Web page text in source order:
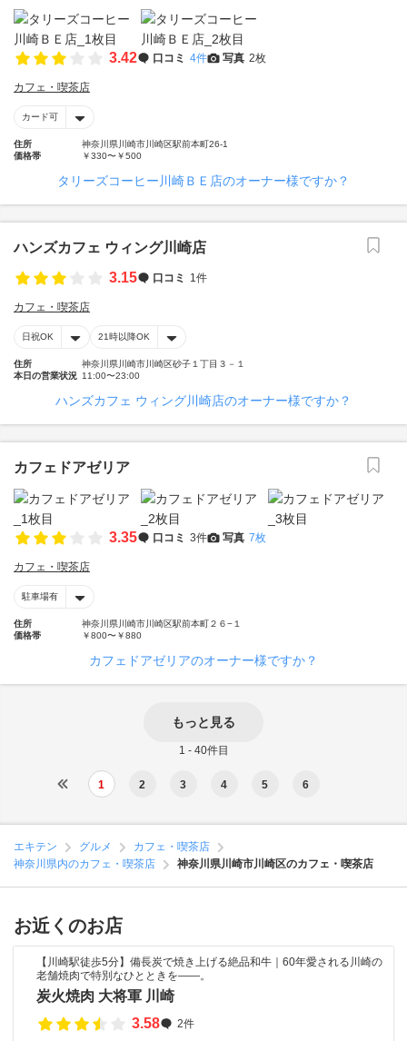
3.42 口コミ 4件 写真 2枚
カフェ・喫茶店
カード可
住所
神奈川県川崎市川崎区駅前本町26-1
価格帯
￥330〜￥500
タリーズコーヒー川崎ＢＥ店のオーナー様ですか？
ハンズカフェ ウィング川崎店
3.15
口コミ 1件
カフェ・喫茶店
日祝OK 21時以降OK
住所
神奈川県川崎市川崎区砂子１丁目３－１
本日の営業状況 11:00〜23:00
ハンズカフェ ウィング川崎店のオーナー様ですか？
カフェドアゼリア
3.35 口コミ 3件 写真 7枚
カフェ・喫茶店
駐車場有
住所
神奈川県川崎市川崎区駅前本町２６−１
価格帯
￥800〜￥880
カフェドアゼリアのオーナー様ですか？
もっと見る
1 - 40件目
1 2 3 4 5 6
エキテン グルメ
カフェ・喫茶店
神奈川県内のカフェ・喫茶店
神奈川県川崎市川崎区のカフェ・喫茶店
お近くのお店
【川崎駅徒歩5分】備長炭で焼き上げる絶品和牛｜60年愛される川崎の
老舗焼肉で特別なひとときを――。
炭火焼肉 大将軍 川崎
3.58
2件